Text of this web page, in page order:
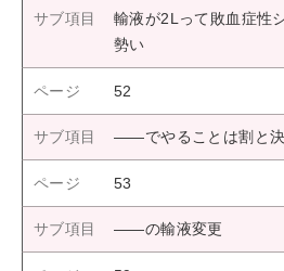
輸液が2Lって敗血症性
勢い
52
――でやることは割と
53
――の輸液変更